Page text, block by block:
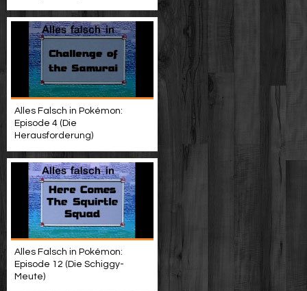
Alles Falsch in Pokémon:
Episode 4 (Die
Herausforderung)
Alles Falsch in Pokémon:
Episode 12 (Die Schiggy-
Meute)